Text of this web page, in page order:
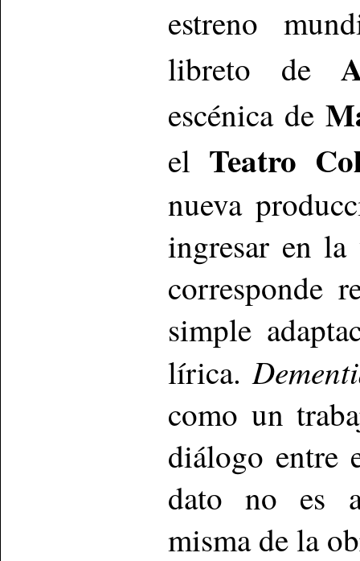
estreno
libreto de
escénica de
el Teatro
nueva
ingresar en la
corresponde
simple
lírica.
como un
diálogo entre
dato no es
misma de la